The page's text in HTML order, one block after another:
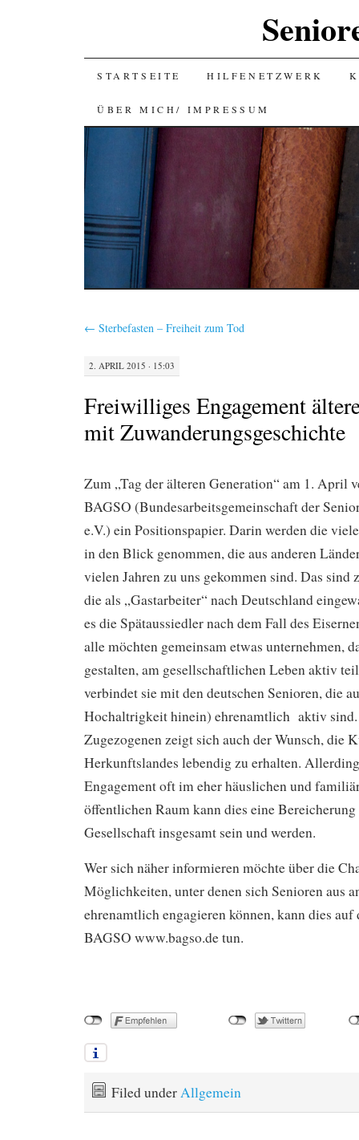
SKIP
TO
CONTENT
STARTSEITE HILFENETZWERK
ÜBER MICH/ IMPRESSUM
← Sterbefasten – Freiheit zum Tod
2. APRIL 2015 · 15:03
Freiwilliges Engagement
mit Zuwanderungsgeschichte
Zum „Tag der älteren Generation“ am 1. April
BAGSO (Bundesarbeitsgemeinschaft der
e.V.) ein Positionspapier. Darin werden die
in den Blick genommen, die aus anderen
vielen Jahren zu uns gekommen sind. Das sind
die als „Gastarbeiter“ nach Deutschland
es die Spätaussiedler nach dem Fall des
alle möchten gemeinsam etwas unternehmen,
gestalten, am gesellschaftlichen Leben aktiv
verbindet sie mit den deutschen Senioren, die
Hochaltrigkeit hinein) ehrenamtlich aktiv sind.
Zugezogenen zeigt sich auch der Wunsch, die
Herkunftslandes lebendig zu erhalten.
Engagement oft im eher häuslichen und
öffentlichen Raum kann dies eine
Gesellschaft insgesamt sein und werden.
Wer sich näher informieren möchte über die
Möglichkeiten, unter denen sich Senioren aus
ehrenamtlich engagieren können, kann dies
BAGSO www.bagso.de tun.
Filed underAllgemein